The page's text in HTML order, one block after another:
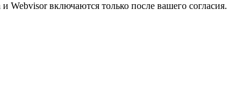
включаются только после вашего согласия.